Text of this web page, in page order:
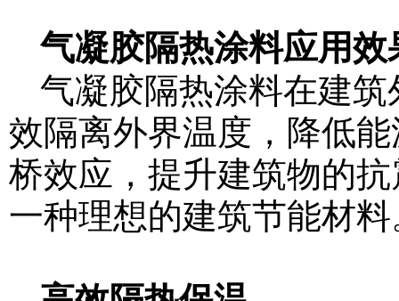
气凝胶隔热涂料应用效
气凝胶隔热涂料在建
效隔离外界温度，降低
桥效应，提升建筑物的
一种理想的建筑节能材